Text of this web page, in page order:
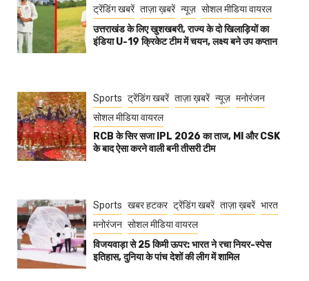
ट्रेंडिंग खबरें ताज़ा ख़बरें न्यूज़ सोशल मीडिया वायरल
उत्तराखंड के लिए खुशखबरी, राज्य के दो खिलाड़ियों का
इंडिया U-19 क्रिकेट टीम में चयन, लक्ष्य बने उप कप्तान
Sports ट्रेंडिंग खबरें ताज़ा ख़बरें न्यूज़ मनोरंजन
सोशल मीडिया वायरल
RCB के सिर सजा IPL 2026 का ताज, MI और CSK
के बाद ऐसा करने वाली बनी तीसरी टीम
Sports खबर हटकर ट्रेंडिंग खबरें ताज़ा ख़बरें भारत
मनोरंजन सोशल मीडिया वायरल
विजयवाड़ा से 25 किमी ऊपर: भारत ने रचा नियर-स्पेस
इतिहास, दुनिया के पांच देशों की लीग में शामिल